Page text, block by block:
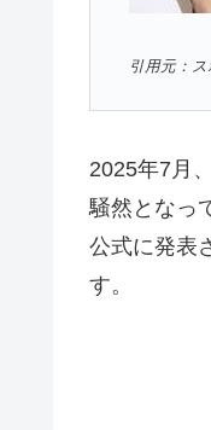
引用元：
2025年7月
騒然となっ
公式に発表
す。